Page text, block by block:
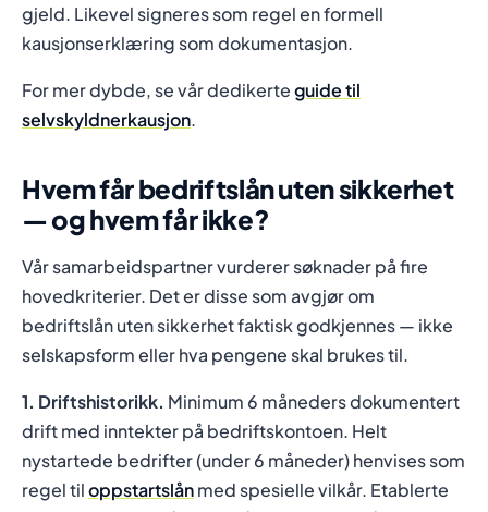
gjeld. Likevel signeres som regel en formell
kausjonserklæring som dokumentasjon.
For mer dybde, se vår dedikerteguide til
selvskyldnerkausjon.
Hvem får bedriftslån uten sikkerhet
— og hvem får ikke?
Vår samarbeidspartner vurderer søknader på fire
hovedkriterier. Det er disse som avgjør om
bedriftslån uten sikkerhet faktisk godkjennes — ikke
selskapsform eller hva pengene skal brukes til.
1. Driftshistorikk. Minimum 6 måneders dokumentert
drift med inntekter på bedriftskontoen. Helt
nystartede bedrifter (under 6 måneder) henvises som
regel tiloppstartslånmed spesielle vilkår. Etablerte